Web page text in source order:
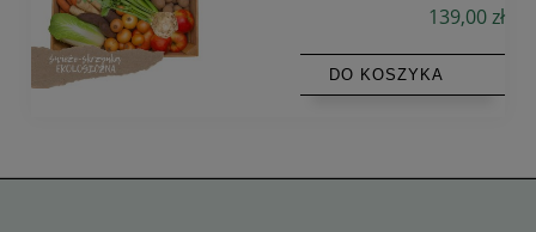
139,00 zł
DO KOSZYKA